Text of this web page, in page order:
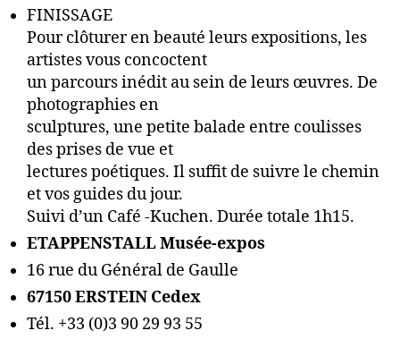
FINISSAGE
Pour clôturer en beauté leurs expositions, les
artistes vous concoctent
un parcours inédit au sein de leurs œuvres. De
photographies en
sculptures, une petite balade entre coulisses
des prises de vue et
lectures poétiques. Il suffit de suivre le chemin
et vos guides du jour.
Suivi d’un Café -Kuchen. Durée totale 1h15.
ETAPPENSTALL Musée-expos
16 rue du Général de Gaulle
67150 ERSTEIN Cedex
Tél. +33 (0)3 90 29 93 55